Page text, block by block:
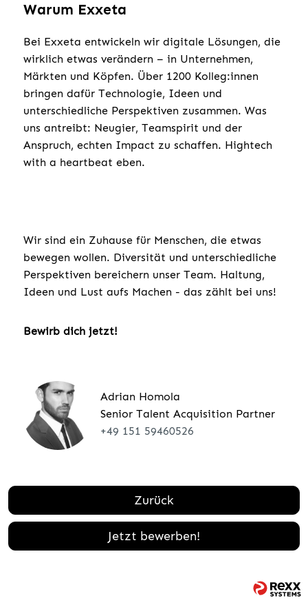
Warum Exxeta
Bei Exxeta entwickeln wir digitale Lösungen, die
wirklich etwas verändern – in Unternehmen,
Märkten und Köpfen. Über 1200 Kolleg:innen
bringen dafür Technologie, Ideen und
unterschiedliche Perspektiven zusammen. Was
uns antreibt: Neugier, Teamspirit und der
Anspruch, echten Impact zu schaffen. Hightech
with a heartbeat eben.
Wir sind ein Zuhause für Menschen, die etwas
bewegen wollen. Diversität und unterschiedliche
Perspektiven bereichern unser Team. Haltung,
Ideen und Lust aufs Machen - das zählt bei uns!
Bewirb dich jetzt!
Adrian Homola
Senior Talent Acquisition Partner
+49 151 59460526
Zurück
Jetzt bewerben!